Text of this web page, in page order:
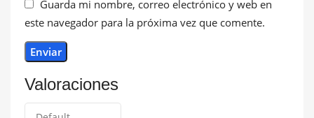
Valoraciones
Guarda mi nombre, correo electrónico y web en
este navegador para la próxima vez que comente.